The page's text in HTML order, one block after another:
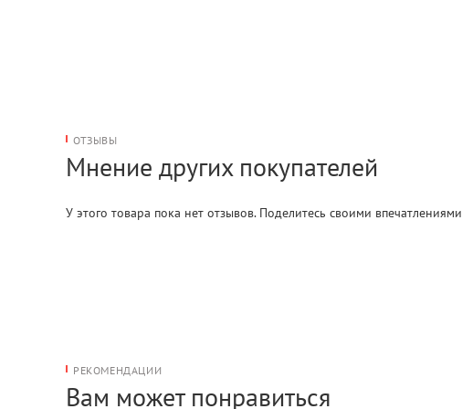
ОТЗЫВЫ
Мнение других покупателей
У этого товара пока нет отзывов. Поделитесь своими
РЕКОМЕНДАЦИИ
Вам может понравиться